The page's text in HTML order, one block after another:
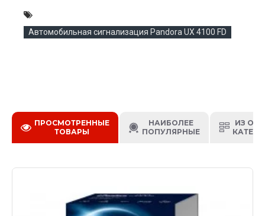
Автомобильная сигнализация Pandora UX 4100 FD
ПРОСМОТРЕННЫЕ
ТОВАРЫ
НАИБОЛЕЕ
ПОПУЛЯРНЫЕ
ИЗ